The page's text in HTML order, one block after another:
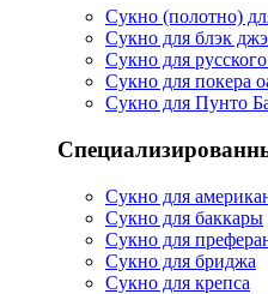
Сукно (полотно)
Сукно для блэк
Сукно для
Сукно для покера
Сукно для Пунто
Сукно для
Сукно для баккары
Сукно для
Сукно для бриджа
Сукно для крепса